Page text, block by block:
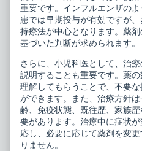
重要です。インフルエンザの
患では早期投与が有効ですが
持療法が中心となります。薬
基づいた判断が求められます。
さらに、小児科医として、治
説明することも重要です。薬
理解してもらうことで、不要
ができます。また、治療方針
齢、免疫状態、既往歴、家族
要があります。治療中に症状
応し、必要に応じて薬剤を変
りません。